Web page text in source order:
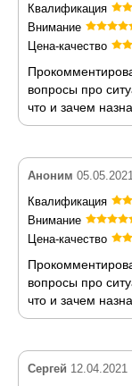
Квалификация
Внимание
Цена-качество
вопросы про
что и зачем
Аноним 05.05.2021
Квалификация
Внимание
Цена-качество
вопросы про
что и зачем
Сергей 12.04.2021